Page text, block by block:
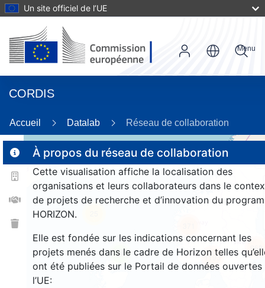
Un site officiel de l’UE
CORDIS
Menu
Accueil Datalab Réseau de collaboration
À propos du réseau de collaboration
Cette visualisation affiche la localisation des
organisations et leurs collaborateurs dans le
de projets de recherche et d’innovation du
HORIZON.
Elle est fondée sur les indications concernant les
projets menés dans le cadre de Horizon telles
ont été publiées sur le Portail de données ouvertes
l’UE:
9 1193
968